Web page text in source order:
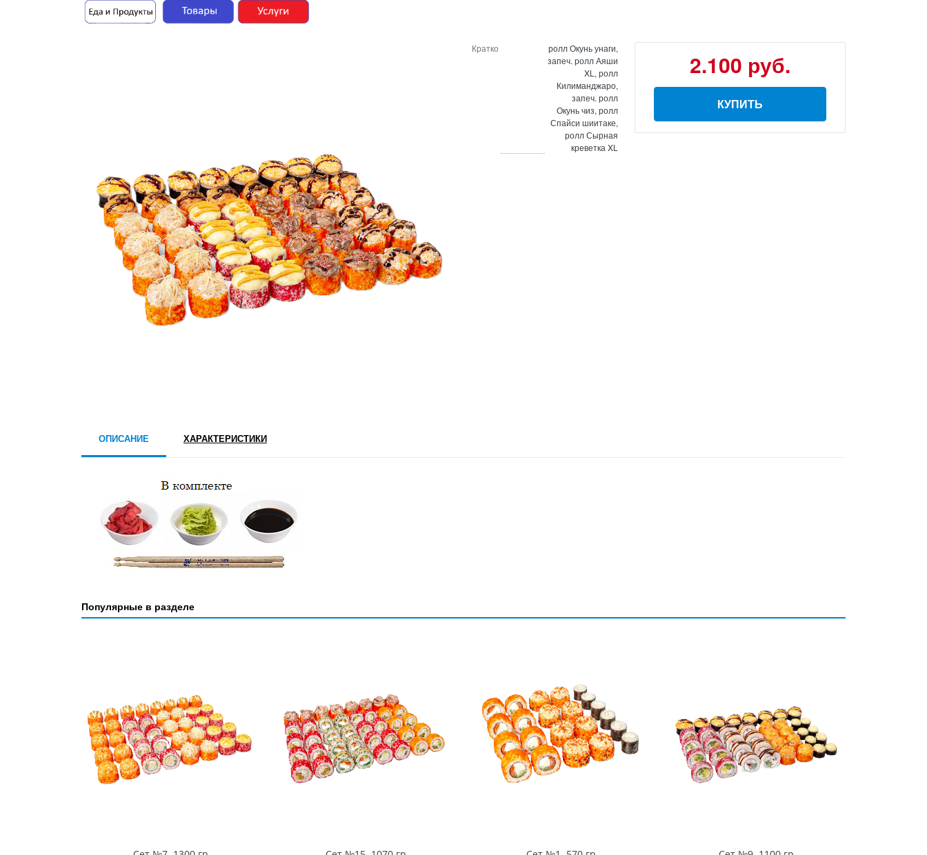
Кратко
ролл Окунь унаги,
запеч. ролл Аяши
XL, ролл
Килиманджаро,
запеч. ролл
Окунь чиз, ролл
Спайси шиитаке,
ролл Сырная
креветка XL
2.100 руб.
КУПИТЬ
ОПИСАНИЕ ХАРАКТЕРИСТИКИ
Популярные в разделе